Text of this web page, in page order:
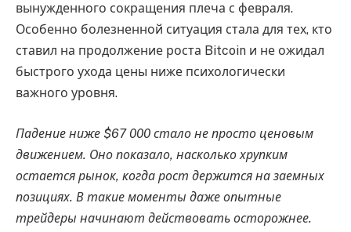
вынужденного сокращения плеча с февраля.
Особенно болезненной ситуация стала для тех, кто
ставил на продолжение роста Bitcoin и не ожидал
быстрого ухода цены ниже психологически
важного уровня.
Падение ниже $67 000 стало не просто ценовым
движением. Оно показало, насколько хрупким
остается рынок, когда рост держится на заемных
позициях. В такие моменты даже опытные
трейдеры начинают действовать осторожнее.